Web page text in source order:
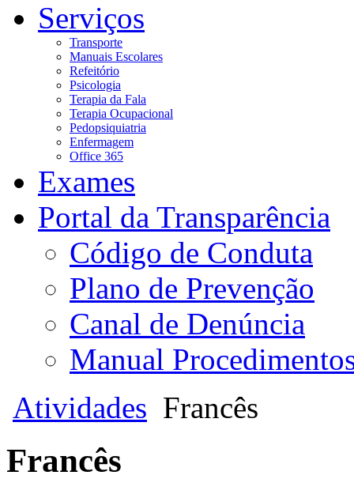
Serviços
Transporte
Manuais Escolares
Refeitório
Psicologia
Terapia da Fala
Terapia Ocupacional
Pedopsiquiatria
Enfermagem
Office 365
Exames
Portal da Transparência
Código de Conduta
Plano de Prevenção
Canal de Denúncia
Manual
Atividades Francês
Francês